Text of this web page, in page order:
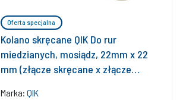
Oferta specjalna
Kolano skręcane QIK Do rur
miedzianych, mosiądz, 22mm x 22
mm (złącze skręcane x złącze
Marka: QIK